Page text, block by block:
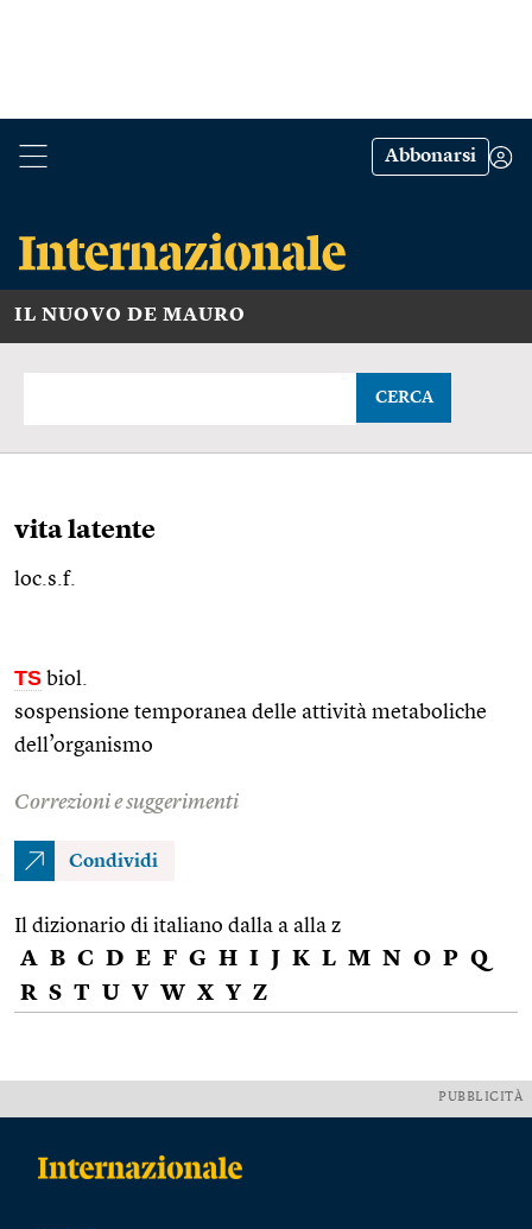
Abbonarsi
IL NUOVO DE MAURO
CERCA
vita latente
loc.s.f.
TS biol.
sospensione temporanea delle attività metaboliche
dell’organismo
Correzioni e suggerimenti
Condividi
Il dizionario di italiano dalla a alla z
A B C D E F G H I J K L M N O P Q
R S T U V W X Y Z
PUBBLICITÀ